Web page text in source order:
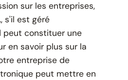
sur les entreprises,
s'il est géré
peut constituer une
en savoir plus sur la
entreprise de
peut mettre en